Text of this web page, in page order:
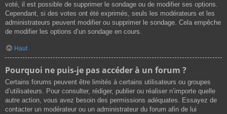
voté, il est possible de supprimer le sondage ou de modifier ses options.
Cependant, si des votes ont été exprimés, seuls les modérateurs et les
administrateurs peuvent modifier ou supprimer le sondage. Cela empêche
de modifier les options d’un sondage en cours.
Haut
Pourquoi ne puis-je pas accéder à un forum ?
Certains forums peuvent être limités à certains utilisateurs ou groupes
d’utilisateurs. Pour consulter, rédiger, publier ou réaliser n’importe quelle
autre action, vous avez besoin des permissions adéquates. Essayez de
contacter un modérateur ou un administrateur du forum afin de lui